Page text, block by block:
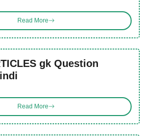
Read More
gk Question
Read More